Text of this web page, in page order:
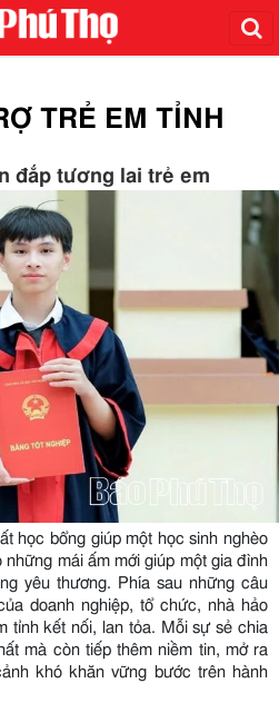
TRẺ EM TỈNH
đắp tương lai trẻ em
học bổng giúp một học sinh nghèo
mái ấm mới giúp một gia đình
yêu thương. Phía sau những câu
doanh nghiệp, tổ chức, nhà hảo
tỉnh kết nối, lan tỏa. Mỗi sự sẻ chia
mà còn tiếp thêm niềm tin, mở ra
khó khăn vững bước trên hành